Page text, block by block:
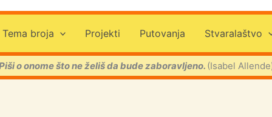
Tema broja Projekti Putovanja Stvaralaštvo
o onome što ne želiš da bude zaboravljeno. (Isabel